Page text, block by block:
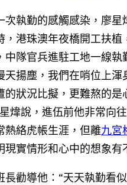
次執勤的感觸感染，廖星
，港珠澳年夜橋開工扶植
中隊官兵進駐工地一線執
天揚塵，我們在哨位上渾
的狀況比擬，更難熬的是
煒說，進伍前他非常向
熱絡虎帳生涯，但離九宮
現實情形和心中的想象有
長勸導他：“天天執勤看